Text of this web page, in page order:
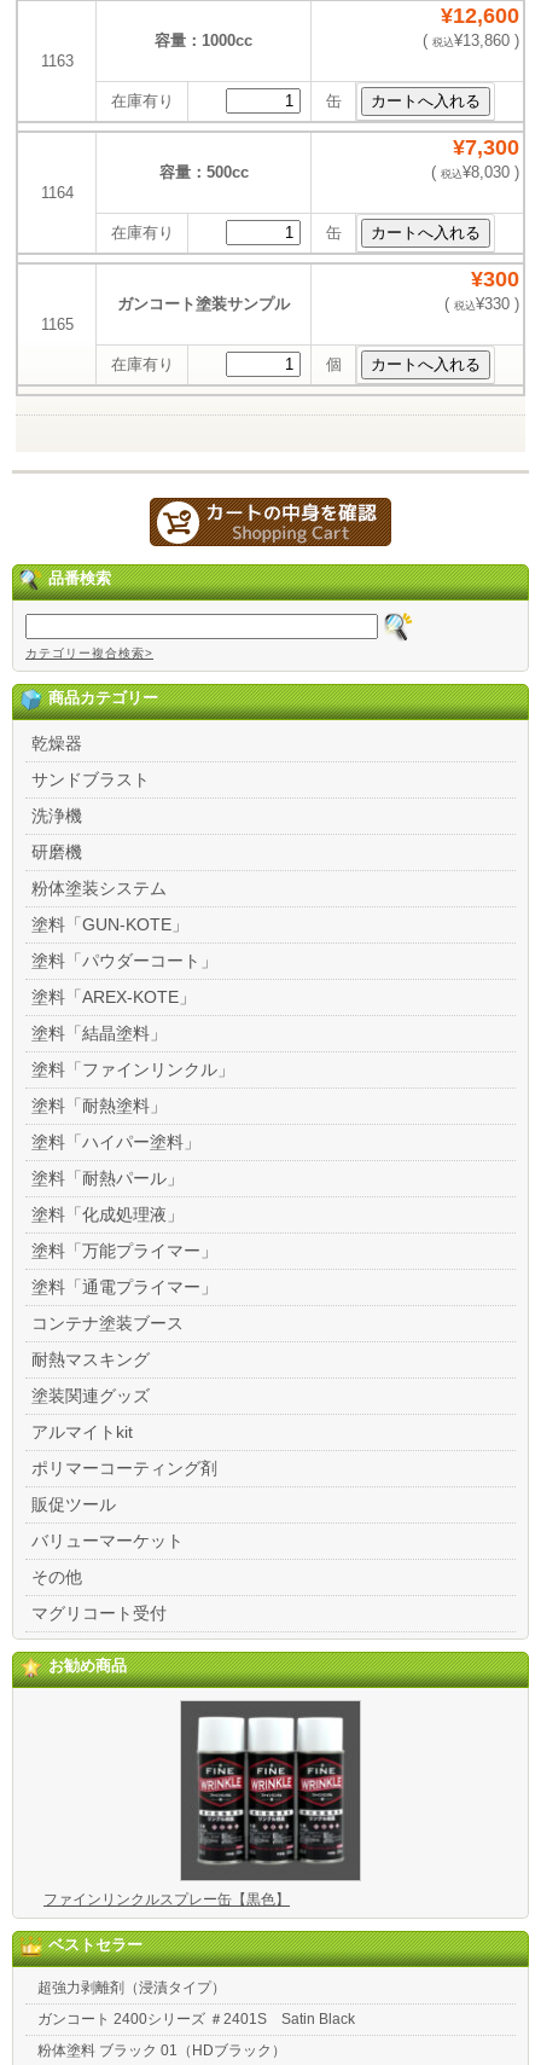
1163
容量：1000cc
¥12,600
( 税込¥13,860 )
在庫有り 缶
1164
容量：500cc
¥7,300
( 税込¥8,030 )
在庫有り 缶
1165
ガンコート塗装サンプル
¥300
( 税込¥330 )
在庫有り 個
品番検索
カテゴリー複合検索>
商品カテゴリー
乾燥器
サンドブラスト
洗浄機
研磨機
粉体塗装システム
塗料「GUN-KOTE」
塗料「パウダーコート」
塗料「AREX-KOTE」
塗料「結晶塗料」
塗料「ファインリンクル」
塗料「耐熱塗料」
塗料「ハイパー塗料」
塗料「耐熱パール」
塗料「化成処理液」
塗料「万能プライマー」
塗料「通電プライマー」
コンテナ塗装ブース
耐熱マスキング
塗装関連グッズ
アルマイトkit
ポリマーコーティング剤
販促ツール
バリューマーケット
その他
マグリコート受付
お勧め商品
ファインリンクルスプレー缶【黒色】
ベストセラー
超強力剥離剤（浸漬タイプ）
ガンコート 2400シリーズ ＃2401S Satin Black
粉体塗料 ブラック 01（HDブラック）